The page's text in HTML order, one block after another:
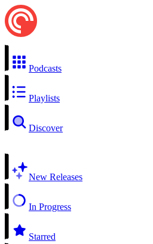
Podcasts
Playlists
Discover
New Releases
In Progress
Starred